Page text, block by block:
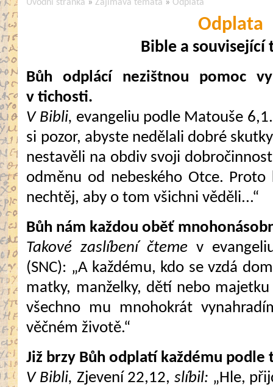
Úvodní stránka »Zajímavá témata » Odplata
Odplata
Bible a související
Bůh odplácí nezištnou pomoc
v tichosti.
V Bibli, evangeliu podle Matouše
si pozor, abyste nedělali dobré
nestavěli na obdiv svoji
odměnu od nebeského Otce.
nechtěj, aby o tom všichni věděli...“
Bůh nám každou oběť
Takové zaslíbení čteme v
(SNC): „A každému, kdo se vzdá
matky, manželky, dětí nebo
všechno mu mnohokrát
věčném životě.“
Již brzy Bůh odplatí každému podle
V Bibli, Zjevení 22,12,slíbil: „Hle,